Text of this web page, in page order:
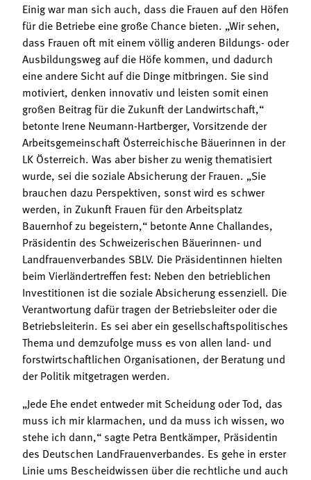
Einig war man sich auch, dass die Frauen auf den Höfen
für die Betriebe eine große Chance bieten. „Wir sehen,
dass Frauen oft mit einem völlig anderen Bildungs- oder
Ausbildungsweg auf die Höfe kommen, und dadurch
eine andere Sicht auf die Dinge mitbringen. Sie sind
motiviert, denken innovativ und leisten somit einen
großen Beitrag für die Zukunft der Landwirtschaft,“
betonte Irene Neumann-Hartberger, Vorsitzende der
Arbeitsgemeinschaft Österreichische Bäuerinnen in der
LK Österreich. Was aber bisher zu wenig thematisiert
wurde, sei die soziale Absicherung der Frauen. „Sie
brauchen dazu Perspektiven, sonst wird es schwer
werden, in Zukunft Frauen für den Arbeitsplatz
Bauernhof zu begeistern,“ betonte Anne Challandes,
Präsidentin des Schweizerischen Bäuerinnen- und
Landfrauenverbandes SBLV. Die Präsidentinnen hielten
beim Vierländertreffen fest: Neben den betrieblichen
Investitionen ist die soziale Absicherung essenziell. Die
Verantwortung dafür tragen der Betriebsleiter oder die
Betriebsleiterin. Es sei aber ein gesellschaftspolitisches
Thema und demzufolge muss es von allen land- und
forstwirtschaftlichen Organisationen, der Beratung und
der Politik mitgetragen werden.
„Jede Ehe endet entweder mit Scheidung oder Tod, das
muss ich mir klarmachen, und da muss ich wissen, wo
stehe ich dann,“ sagte Petra Bentkämper, Präsidentin
des Deutschen LandFrauenverbandes. Es gehe in erster
Linie ums Bescheidwissen über die rechtliche und auch